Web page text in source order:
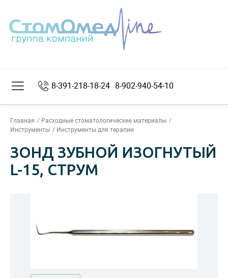
8-391-218-18-24 8-902-940-54-10
Главная
Расходные стоматологические материалы
Инструменты
Инструменты для терапии
ЗОНД ЗУБНОЙ ИЗОГНУТЫЙ
L-15, СТРУМ